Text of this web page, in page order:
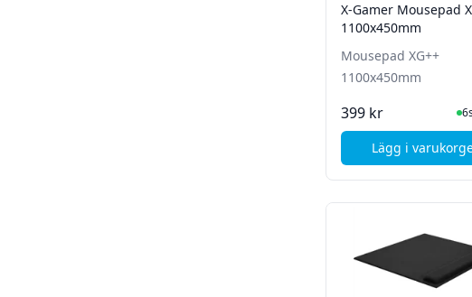
X-Gamer Mousepad
1100x450mm
Mousepad XG++
1100x450mm
399 kr I Lager
Lägg i , X-